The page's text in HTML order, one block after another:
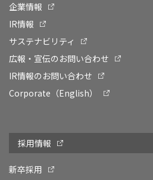
企業情報
IR情報
サステナビリティ
広報・宣伝のお問い合わせ
IR情報のお問い合わせ
Corporate（English）
採用情報
新卒採用